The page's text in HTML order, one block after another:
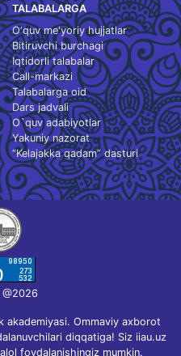
TALABALARGA
O‘quv me'yoriy hujjatlar
Bitiruvchi burchagi
Iqtidorli talabalar
Call-markazi
Talabalarga oid
Dars jadvali
O`quv adabiyotlar
Yakuniy nazorat
“Kelajakka qadam” dasturi
@2026
akademiyasi. Ommaviy axborot
diqqatiga! Siz iiau.uz
foydalanishingiz mumkin.